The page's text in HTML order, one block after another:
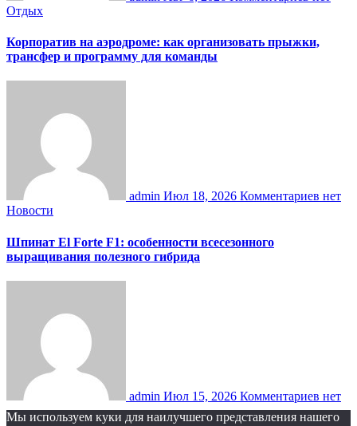
Отдых
Корпоратив на аэродроме: как организовать прыжки,
трансфер и программу для команды
admin Июл 18, 2026 Комментариев нет
Новости
Шпинат El Forte F1: особенности всесезонного
выращивания полезного гибрида
admin Июл 15, 2026 Комментариев нет
Мы используем куки для наилучшего представления нашего